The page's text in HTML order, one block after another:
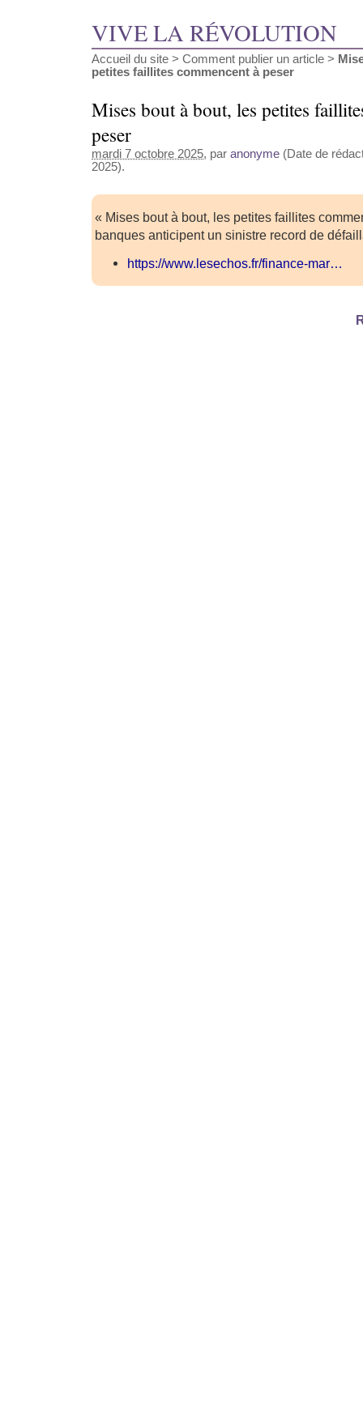
VIVE LA RÉVOLUTION
Accueil du site > Comment publier un article >
petites faillites commencent à peser
Mises bout à bout, les petites
peser
mardi 7 octobre 2025, par anonyme (Date de
2025).
« Mises bout à bout, les petites faillites
banques anticipent un sinistre record de
https://www.lesechos.fr/finance-mar…